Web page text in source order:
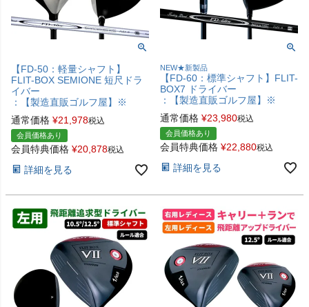
【FD-50：軽量シャフト】
FLIT-BOX SEMIONE 短尺ドラ
イバー
：【製造直販ゴルフ屋】※
通常価格 ¥21,978税込
会員価格あり
会員特典価格 ¥20,878税込
詳細を見る
NEW★新製品
【FD-60：標準シャフト】FLIT-
BOX7 ドライバー
：【製造直販ゴルフ屋】※
通常価格 ¥23,980税込
会員価格あり
会員特典価格 ¥22,880税込
詳細を見る